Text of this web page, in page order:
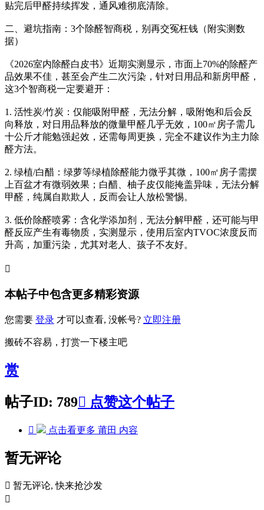
贴完后甲醛持续挥发，通风难彻底清除。
二、避坑指南：3个除醛智商税，别再交冤枉钱（附实测数
据）
《2026室内除醛白皮书》近期实测显示，市面上70%的除醛产
品效果不佳，甚至会产生二次污染，针对日用品和新房甲醛，
这3个智商税一定要避开：
1. 活性炭/竹炭：仅能吸附甲醛，无法分解，吸附饱和后会反
向释放，对日用品释放的微量甲醛几乎无效，100㎡房子需几
十公斤才能勉强起效，还需每周更换，完全不建议作为主力除
醛方法。
2. 绿植/白醋：绿萝等绿植除醛能力微乎其微，100㎡房子需摆
上百盆才有微弱效果；白醋、柚子皮仅能掩盖异味，无法分解
甲醛，纯属自欺欺人，反而会让人放松警惕。
3. 低价除醛喷雾：含化学添加剂，无法分解甲醛，还可能与甲
醛反应产生有毒物质，实测显示，使用后室内TVOC浓度反而
升高，加重污染，尤其对老人、孩子不友好。

本帖子中包含更多精彩资源
您需要 登录 才可以查看, 没帐号? 立即注册
搬砖不容易，打赏一下楼主吧
赏
帖子ID: 789 点赞这个帖子
 点击看更多 莆田 内容
暂无评论
 暂无评论, 快来抢沙发
